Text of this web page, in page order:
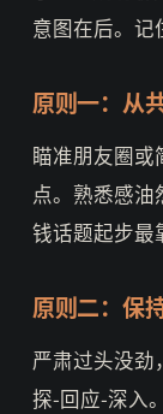
意图在后。记
原则一：从
瞄准朋友圈
点。熟悉感
钱话题起步最
原则二：保
严肃过头没
探-回应-深入